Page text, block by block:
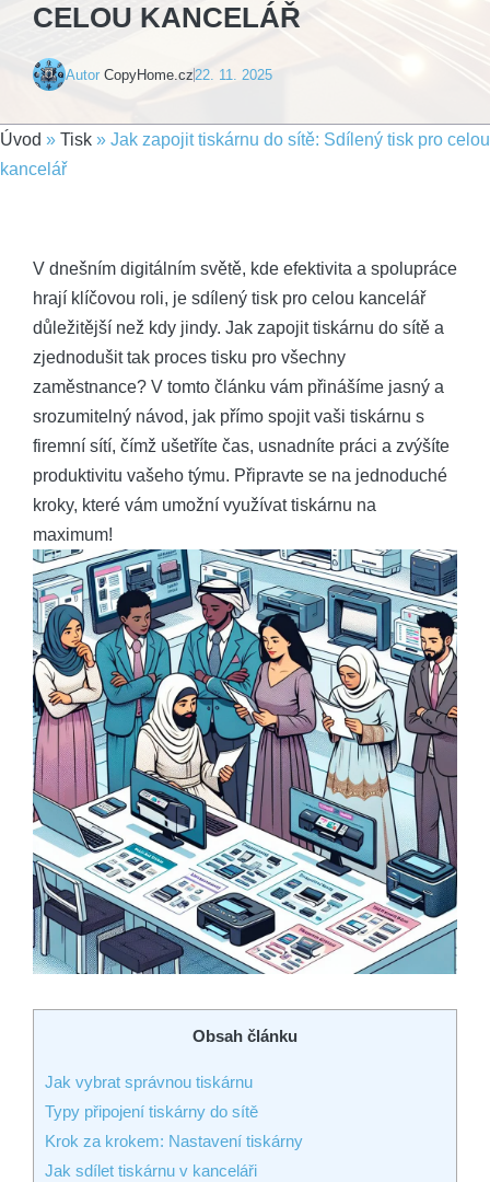
CELOU KANCELÁŘ
Autor CopyHome.cz 22. 11. 2025
Úvod » Tisk » Jak zapojit tiskárnu do sítě: Sdílený tisk pro celou
kancelář
V dnešním digitálním světě, kde efektivita a spolupráce
hrají klíčovou roli, je sdílený tisk pro celou kancelář
důležitější než kdy jindy. Jak zapojit tiskárnu do sítě a
zjednodušit tak proces tisku pro všechny
zaměstnance? V tomto článku vám přinášíme jasný a
srozumitelný návod, jak přímo spojit vaši tiskárnu s
firemní sítí, čímž ušetříte čas, usnadníte práci a zvýšíte
produktivitu vašeho týmu. Připravte se na jednoduché
kroky, které vám umožní využívat tiskárnu na
maximum!
Obsah článku
Jak vybrat správnou tiskárnu
Typy připojení tiskárny do sítě
Krok za krokem: Nastavení tiskárny
Jak sdílet tiskárnu v kanceláři